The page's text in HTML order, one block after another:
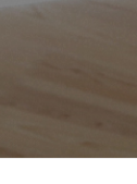
－HOME